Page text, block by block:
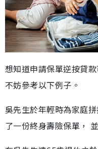
想知道申請保單逆按貸
不妨參考以下例子。
吳先生於年輕時為家庭
了一份終身壽險保單，